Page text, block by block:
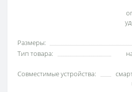
Размеры:
Тип товара:
Совместимые устройства: